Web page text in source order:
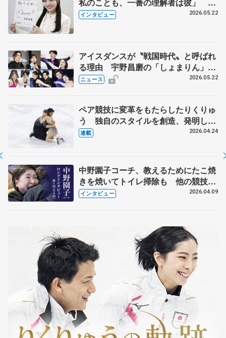
私のことも、一番の理解者は彼」 引
退時の単独インタビューで語った競技
インタビュー 2026.05.22
アイスダンスが〝戦国時代〟と呼ばれ
る理由 宇野昌磨の「しょまりん」ら
実力者が相次いで参戦 国内の競争激
ニュース 2026.05.22
ペア競技に変革をもたらしたりくりゅ
う 独自のスタイルを創造、発明した
【引退発表後②】
連載 2026.04.24
中野園子コーチ、教えるためにたこ焼
きを焼いてトイレ掃除も 他の競技に
も通用するという坂本花織の筋肉
インタビュー 2026.04.09